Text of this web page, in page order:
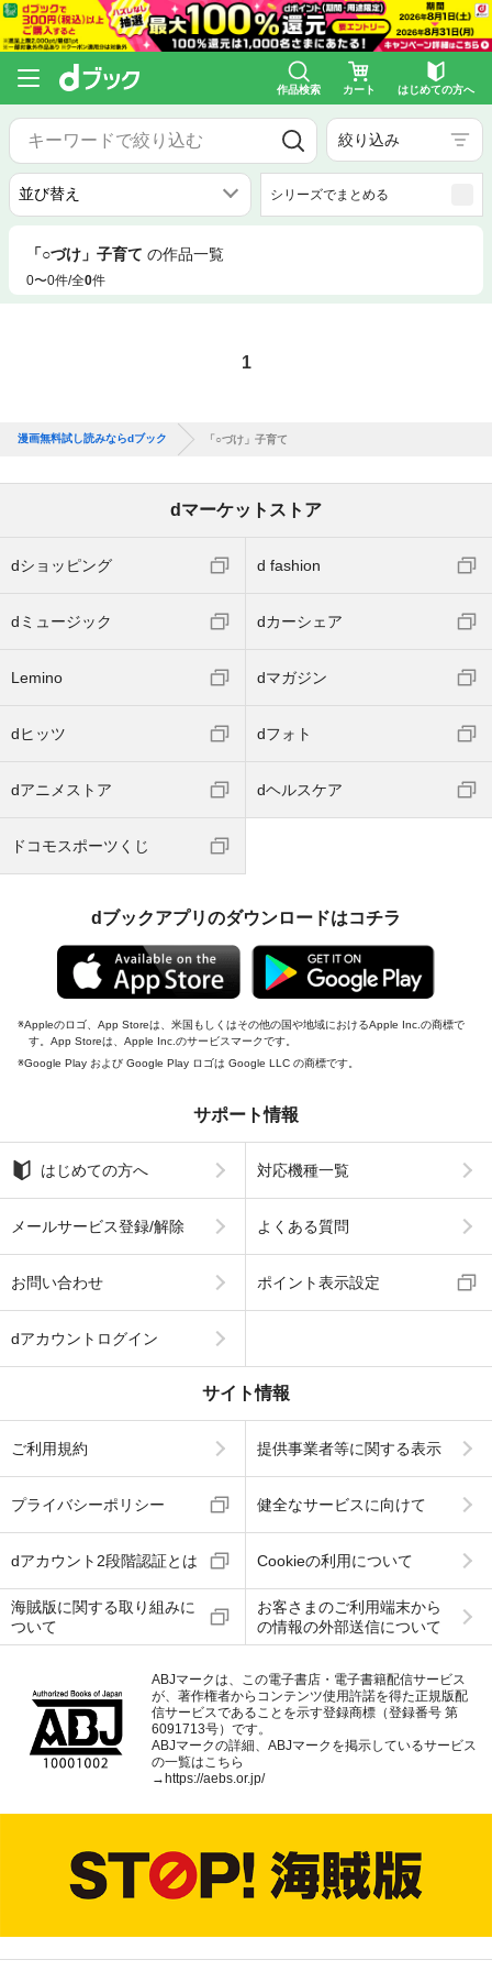
作品検索 カート はじめての方へ
絞り込み
シリーズでまとめる
「○づけ」子育て の作品一覧
0〜0件/全0件
1
漫画無料試し読みならdブック 「○づけ」子育て
dマーケットストア
dショッピング d fashion
dミュージック dカーシェア
Lemino dマガジン
dヒッツ dフォト
dアニメストア dヘルスケア
ドコモスポーツくじ
dブックアプリのダウンロードはコチラ
Appleのロゴ、App Storeは、米国もしくはその他の国や地域におけるApple Inc.の商標で
す。App Storeは、Apple Inc.のサービスマークです。
Google Play および Google Play ロゴは Google LLC の商標です。
サポート情報
はじめての方へ 対応機種一覧
メールサービス登録/解除 よくある質問
お問い合わせ ポイント表示設定
dアカウントログイン
サイト情報
ご利用規約 提供事業者等に関する表示
プライバシーポリシー 健全なサービスに向けて
dアカウント2段階認証とは Cookieの利用について
海賊版に関する取り組みに
ついて
お客さまのご利用端末から
の情報の外部送信について
ABJマークは、この電子書店・電子書籍配信サービス
が、著作権者からコンテンツ使用許諾を得た正規版配
信サービスであることを示す登録商標（登録番号 第
6091713号）です。
ABJマークの詳細、ABJマークを掲示しているサービス
の一覧はこちら
→https://aebs.or.jp/